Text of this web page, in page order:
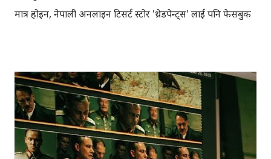
मात्र होइन, नेपाली अनलाइन टिसर्ट स्टोर 'थ्रेडपेन्ट्स' लाई पनि फेसबुक
आउने गरेकाछन्, विशेषत 'फेसबुक विज्ञापन'का कारण । सोसल
मिडिया मार्केटिङ अहिलेको समयमा ब्रान्ड तथा कम्पनीहरुको लागि
अत्यावश्यक कुरा हो । फेसबुक लगायतका केही मार्केटिङ एजेन्सीहरुले
सोसल मिडिया मार्केटिङलाई 'फेसबुक विज्ञापन' र 'फेसबुक लाइक' हो
भनेर बुझाउने गरेका कारण हिजोआज ब्रान्डहरु कंगाल भइरहेकाछन् ।